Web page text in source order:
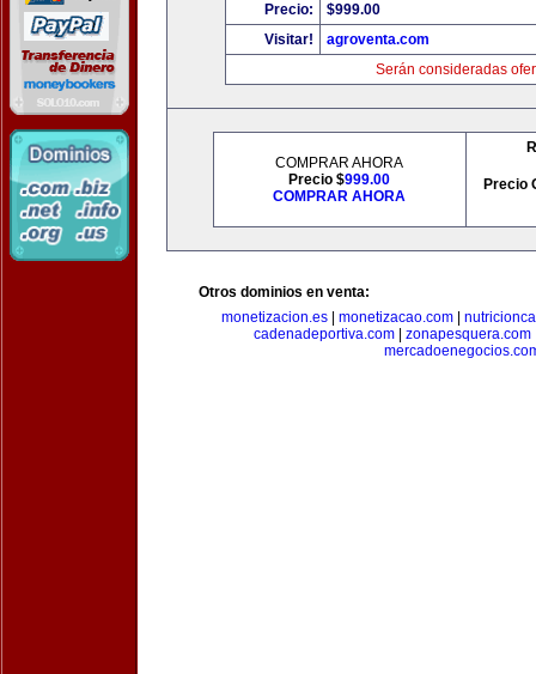
Precio:
$999.00
Visitar!
agroventa.com
Serán consideradas
COMPRAR AHORA
Precio $999.00
COMPRAR AHORA
Precio
Otros dominios en venta:
monetizacion.es| monetizacao.com|
cadenadeportiva.com
zonapesquera.com